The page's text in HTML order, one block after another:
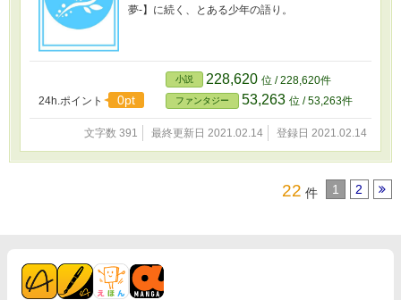
夢-】に続く、とある少年の語り。
24h.ポイント 0pt
小説 228,620 位 / 228,620件
ファンタジー 53,263 位 / 53,263件
文字数 391 最終更新日 2021.02.14 登録日 2021.02.14
22 件 1 2